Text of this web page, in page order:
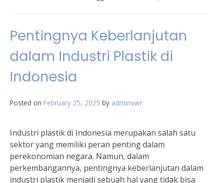
Pentingnya Keberlanjutan
dalam Industri Plastik di
Indonesia
Posted on February 25, 2025 by adminvwr
Industri plastik di Indonesia merupakan salah satu
sektor yang memiliki peran penting dalam
perekonomian negara. Namun, dalam
perkembangannya, pentingnya keberlanjutan dalam
industri plastik menjadi sebuah hal yang tidak bisa